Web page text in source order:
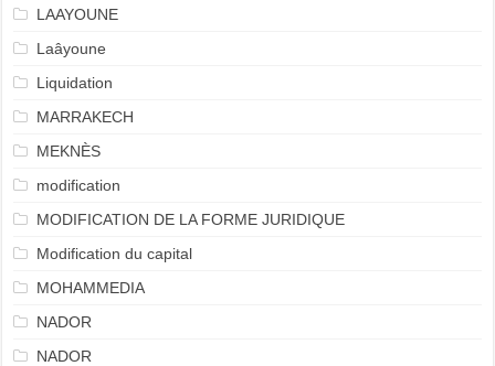
LAAYOUNE
Laâyoune
Liquidation
MARRAKECH
MEKNÈS
modification
MODIFICATION DE LA FORME JURIDIQUE
Modification du capital
MOHAMMEDIA
NADOR
NADOR